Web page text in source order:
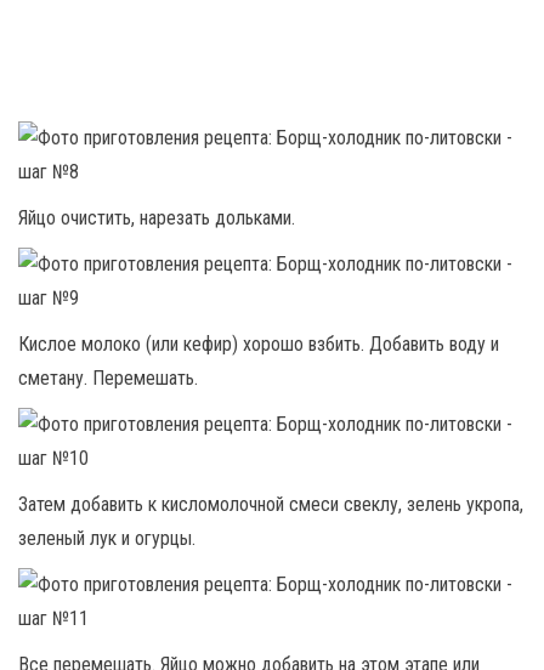
Яйцо очистить, нарезать дольками.
Кислое молоко (или кефир) хорошо взбить. Добавить воду и
сметану. Перемешать.
Затем добавить к кисломолочной смеси свеклу, зелень укропа,
зеленый лук и огурцы.
Все перемешать. Яйцо можно добавить на этом этапе или